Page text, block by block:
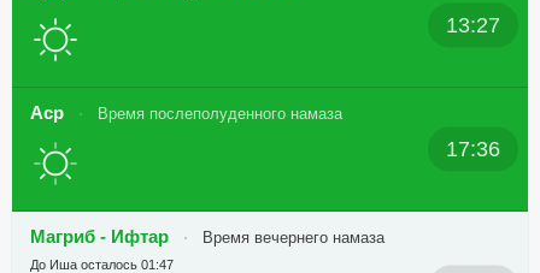
13:27
Аср Время послеполуденного намаза
17:36
Магриб - Ифтар Время вечернего намаза
До Иша осталось 01:47